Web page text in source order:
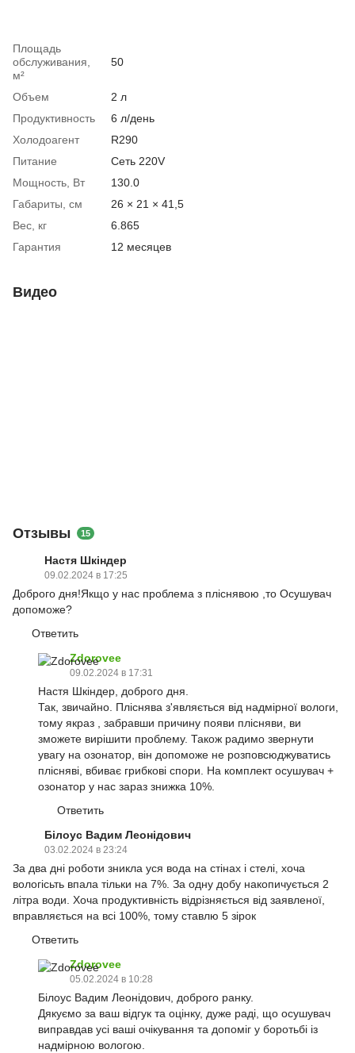
Площадь
обслуживания,
м²
50
Объем
2 л
Продуктивность
6 л/день
Холодоагент
R290
Питание
Сеть 220V
Мощность, Вт
130.0
Габариты, см
26 × 21 × 41,5
Вес, кг
6.865
Гарантия
12 месяцев
Видео
Отзывы 15
Настя Шкіндер
09.02.2024 в 17:25
Доброго дня!Якщо у нас проблема з пліснявою ,то Осушувач
допоможе?
Ответить
Zdorovee
09.02.2024 в 17:31
Настя Шкіндер, доброго дня.
Так, звичайно. Пліснява з'являється від надмірної вологи,
тому якраз , забравши причину появи плісняви, ви
зможете вирішити проблему. Також радимо звернути
увагу на озонатор, він допоможе не розповсюджуватись
плісняві, вбиває грибкові спори. На комплект осушувач +
озонатор у нас зараз знижка 10%.
Ответить
Білоус Вадим Леонідович
03.02.2024 в 23:24
За два дні роботи зникла уся вода на стінах і стелі, хоча
вологісьть впала тільки на 7%. За одну добу накопичується 2
літра води. Хоча продуктивність відрізняється від заявленої,
вправляється на всі 100%, тому ставлю 5 зірок
Ответить
Zdorovee
05.02.2024 в 10:28
Білоус Вадим Леонідович, доброго ранку.
Дякуємо за ваш відгук та оцінку, дуже раді, що осушувач
виправдав усі ваші очікування та допоміг у боротьбі із
надмірною вологою.